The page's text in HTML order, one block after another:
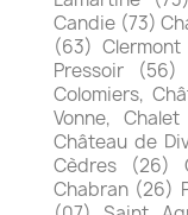
Candie (73)
(63) Clermont
Pressoir
Colomiers,
Vonne,
Château de
Cèdres (26)
Chabran (26)